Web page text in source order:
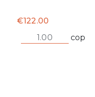
€122.00
cop